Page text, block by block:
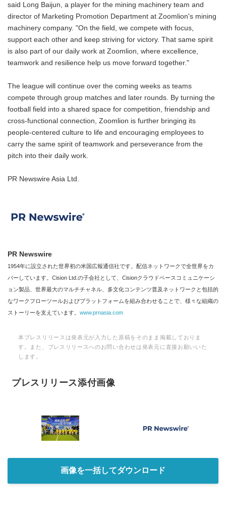
said Long Baijun, a player for the mining machinery team and
director of Marketing Promotion Department at Zoomlion's mining
machinery company. "On the field, we compete with focus,
support each other and keep striving for victory. That same spirit
is also part of our daily work at Zoomlion, where excellence,
teamwork and resilience help us move forward together."
The league will continue over the coming weeks as teams
compete through group matches and later rounds. By turning the
football field into a shared space for competition, friendship and
cross-functional connection, Zoomlion is further bringing its
people-centered culture to life and encouraging employees to
carry the same spirit of teamwork and perseverance from the
pitch into their daily work.
PR Newswire Asia Ltd.
PR Newswire
1954年に設立された世界初の米国広報通信社です。配信ネットワークで全世界をカ
バーしています。Cision Ltd.の子会社として、Cisionクラウドベースコミュニケーシ
ョン製品、世界最大のマルチチャネル、多文化コンテンツ普及ネットワークと包括的
なワークフローツールおよびプラットフォームを組み合わせることで、様々な組織の
ストーリーを支えています。 www.prnasia.com
本プレスリリースは発表元が入力した原稿をそのまま掲載しておりま
す。また、プレスリリースへのお問い合わせは発表元に直接お願いいた
します。
プレスリリース添付画像
画像を一括してダウンロード